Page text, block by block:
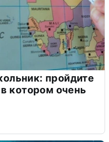
пройдите
котором очень